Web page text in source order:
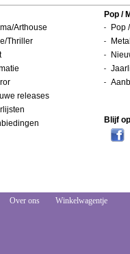
Arthouse
Thriller
releases
Pop /
Pop
Blijf
Over ons Winkelwagentje